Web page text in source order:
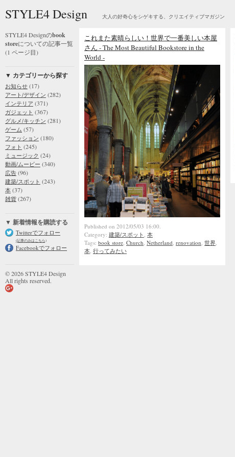
STYLE4 Design 大人の好奇心をシゲキする、クリエイティブマガジン
STYLE4 Designのbook
storeについての記事一覧
(1 ページ目)
▼ カテゴリーから探す
お知らせ (17)
アート/デザイン (282)
インテリア (371)
ガジェット (367)
グルメ/キッチン (281)
ゲーム (57)
ファッション (180)
フォト (245)
ミュージック (24)
動画/ムービー (340)
広告 (96)
建築/スポット (243)
本 (37)
雑貨 (267)
▼ 新着情報を購読する
Twitterでフォロー
(記事のみはこちら)
Facebookでフォロー
© 2026 STYLE4 Design
All rights reserved.
これまた素晴らしい！世界で一番美しい本屋
さん - The Most Beautiful Bookstore in the
World -
Published on 2012/05/03 16:00.
Category: 建築/スポット 本
Tags: book store Church Netherland renovation 世界
本 行ってみたい